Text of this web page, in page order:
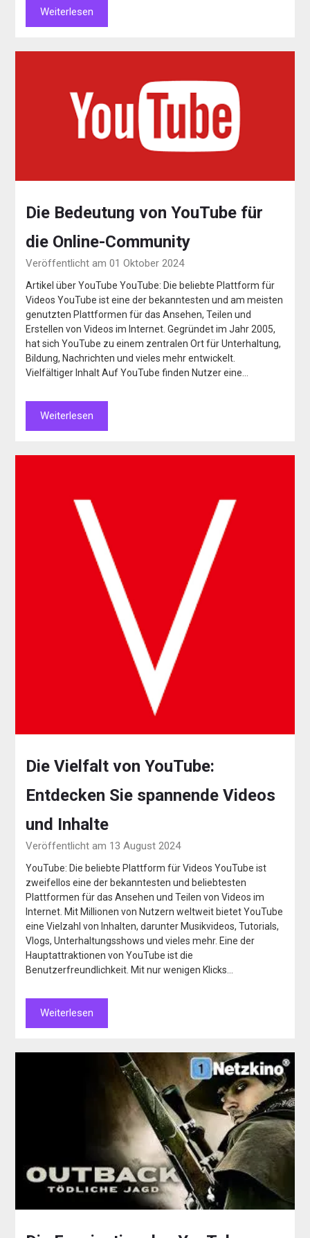
Weiterlesen
Die Bedeutung von YouTube für
die Online-Community
Veröffentlicht am 01 Oktober 2024
Artikel über YouTube YouTube: Die beliebte Plattform für
Videos YouTube ist eine der bekanntesten und am meisten
genutzten Plattformen für das Ansehen, Teilen und
Erstellen von Videos im Internet. Gegründet im Jahr 2005,
hat sich YouTube zu einem zentralen Ort für Unterhaltung,
Bildung, Nachrichten und vieles mehr entwickelt.
Vielfältiger Inhalt Auf YouTube finden Nutzer eine…
Weiterlesen
Die Vielfalt von YouTube:
Entdecken Sie spannende Videos
und Inhalte
Veröffentlicht am 13 August 2024
YouTube: Die beliebte Plattform für Videos YouTube ist
zweifellos eine der bekanntesten und beliebtesten
Plattformen für das Ansehen und Teilen von Videos im
Internet. Mit Millionen von Nutzern weltweit bietet YouTube
eine Vielzahl von Inhalten, darunter Musikvideos, Tutorials,
Vlogs, Unterhaltungsshows und vieles mehr. Eine der
Hauptattraktionen von YouTube ist die
Benutzerfreundlichkeit. Mit nur wenigen Klicks…
Weiterlesen